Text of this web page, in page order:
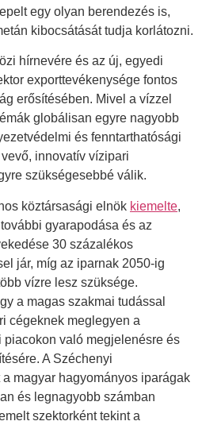
egy olyan berendezés is,
kibocsátását tudja korlátozni.
hírnevére és az új, egyedi
exporttevékenysége fontos
erősítésében. Mivel a vízzel
globálisan egyre nagyobb
és fenntarthatósági
innovatív vízipari
szükségesebbé válik.
köztársasági elnök kiemelte,
gyarapodása és az
30 százalékos
jár, míg az iparnak 2050-ig
vízre lesz szüksége.
a magas szakmai tudással
cégeknek meglegyen a
piacokon való megjelenésre és
A Széchenyi
magyar hagyományos iparágak
és legnagyobb számban
szektorként tekint a